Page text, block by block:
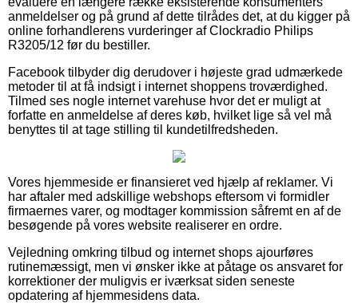
anmeldelser og på grund af dette tilrådes det, at du kigger på
online forhandlerens vurderinger af Clockradio Philips
R3205/12 før du bestiller.
Facebook tilbyder dig derudover i højeste grad udmærkede
metoder til at få indsigt i internet shoppens troværdighed.
Tilmed ses nogle internet varehuse hvor det er muligt at
forfatte en anmeldelse af deres køb, hvilket lige så vel må
benyttes til at tage stilling til kundetilfredsheden.
Vores hjemmeside er finansieret ved hjælp af reklamer. Vi
har aftaler med adskillige webshops eftersom vi formidler
firmaernes varer, og modtager kommission såfremt en af de
besøgende på vores website realiserer en ordre.
Vejledning omkring tilbud og internet shops ajourføres
rutinemæssigt, men vi ønsker ikke at påtage os ansvaret for
korrektioner der muligvis er iværksat siden seneste
opdatering af hjemmesidens data.